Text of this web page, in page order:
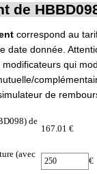
de
correspond au
date donnée.
qui
de
de
167.01 €
(avec
€